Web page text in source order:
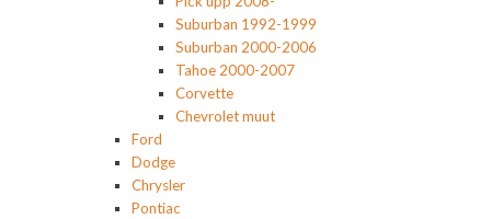
Suburban 1992-1999
Suburban 2000-2006
Tahoe 2000-2007
Corvette
Chevrolet muut
Ford
Dodge
Chrysler
Pontiac